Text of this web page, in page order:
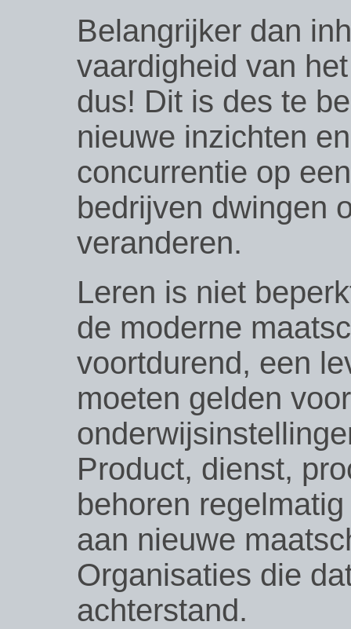
Belangrijker dan
vaardigheid van
dus! Dit is des te
nieuwe inzichten
concurrentie op
bedrijven dwingen
veranderen.
Leren is niet
de moderne
voortdurend, een
moeten gelden
Product, dienst,
behoren
aan nieuwe
Organisaties die
achterstand.